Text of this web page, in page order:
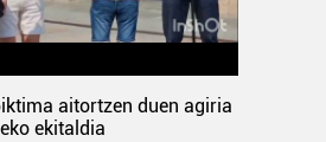
aitortzen duen agiria
ekitaldia